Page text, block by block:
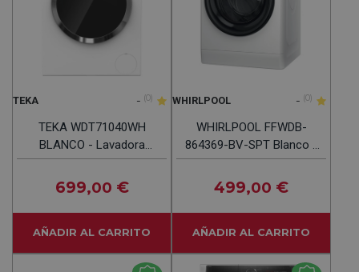
TEKA - (0)
TEKA WDT71040WH
BLANCO - Lavadora
Secadora 10KG 6KG
1400RPM
699,00 €
AÑADIR AL CARRITO
WHIRLPOOL - (0)
WHIRLPOOL FFWDB-
864369-BV-SPT Blanco -
Lavadora Secadora 8KG /
6KG 1400RPM
499,00 €
AÑADIR AL CARRITO